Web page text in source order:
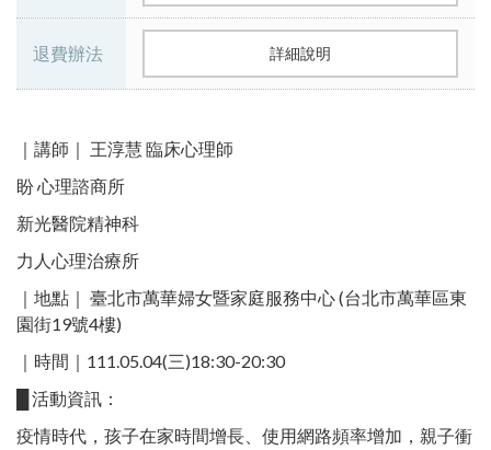
退費辦法 詳細說明
｜講師｜ 王淳慧 臨床心理師
盼 心理諮商所
新光醫院精神科
力人心理治療所
｜地點｜ 臺北市萬華婦女暨家庭服務中心 (台北市萬華區東
園街19號4樓)​
｜時間｜111.05.04(三)18:30-20:30
█ 活動資訊：​
疫情時代，孩子在家時間增長、使用網路頻率增加，親子衝